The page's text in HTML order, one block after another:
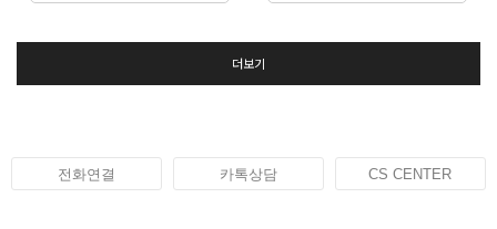
더보기
전화연결 카톡상담 CS CENTER